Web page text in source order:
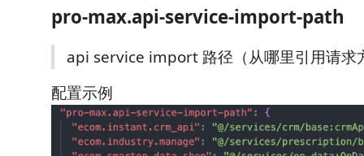
pro-max.api-service-import-path
api service import 路径（从哪里引用请求
配置示例